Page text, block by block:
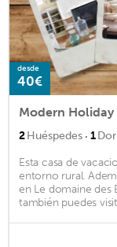
desde
40€
Modern
2Huéspedes · 1
Esta casa de
entorno rural.
en Le domaine des
también puedes